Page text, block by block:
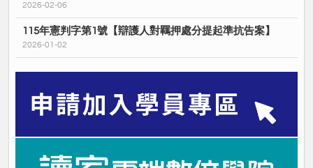
2026-02-06
115年憲判字第1號【辯護人對羈押處分提起準抗告案】
2026-01-02